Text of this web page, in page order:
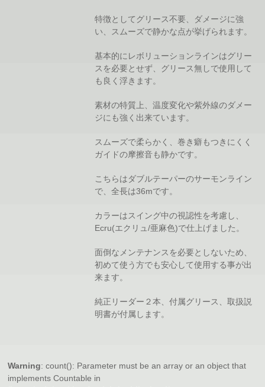
特徴としてグリース不要、ダメージに強
い、スムーズで静かな点が挙げられます。
基本的にレボリューションラインはグリー
スを必要とせず、グリース無しで使用して
も良く浮きます。
素材の特質上、温度変化や紫外線のダメー
ジにも強く出来ています。
スムーズで柔らかく、巻き癖もつきにくく
ガイドの摩擦音も静かです。
こちらはダブルテーパーのサーモンライン
で、全長は36mです。
カラーはスイング中の視認性を考慮し、
Ecru(エクリュ/亜麻色)で仕上げました。
面倒なメンテナンスを必要としないため、
初めて使う方でも安心して使用する事が出
来ます。
純正リーダー２本、付属グリース、取扱説
明書が付属します。
Warning: count(): Parameter must be an array or an object that
implements Countable in